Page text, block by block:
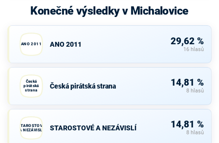
Konečné výsledky v Michalovice
ANO 2011 ANO 2011 29,62 %
16 hlasů
Česká
pirátská
strana
Česká pirátská strana 14,81 %
8 hlasů
STAROSTOVÉ
A NEZÁVISLÍ
STAROSTOVÉ A NEZÁVISLÍ 14,81 %
8 hlasů